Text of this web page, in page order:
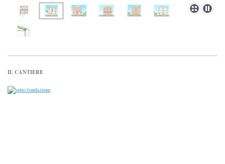
IL CANTIERE